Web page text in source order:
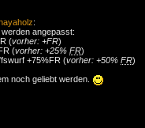
:
angepasst:
(vorher: +FR)
(vorher: +25% FR)
+75%FR (vorher: +50% FR)
noch geliebt werden.